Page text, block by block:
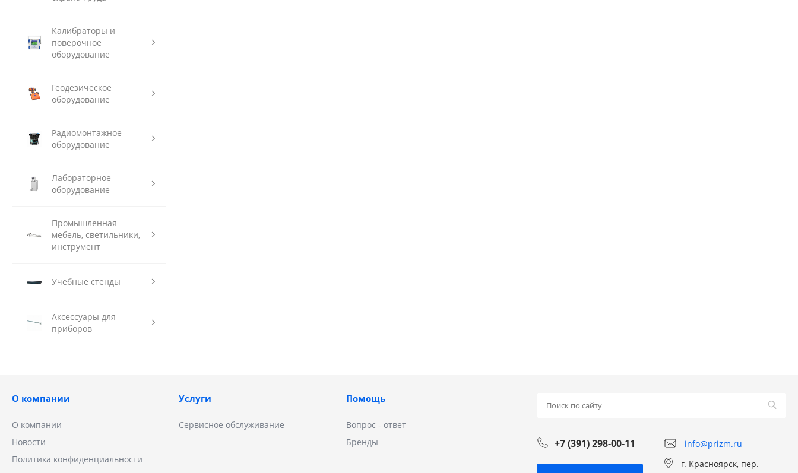
Калибраторы и
поверочное
оборудование
Геодезическое
оборудование
Радиомонтажное
оборудование
Лабораторное
оборудование
Промышленная
мебель, светильники,
инструмент
Учебные стенды
Аксессуары для
приборов
О компании
О компании
Новости
Политика конфиденциальности
Услуги
Сервисное обслуживание
Помощь
Вопрос - ответ
Бренды
+7 (391) 298-00-11 info@prizm.ru
г. Красноярск, пер.